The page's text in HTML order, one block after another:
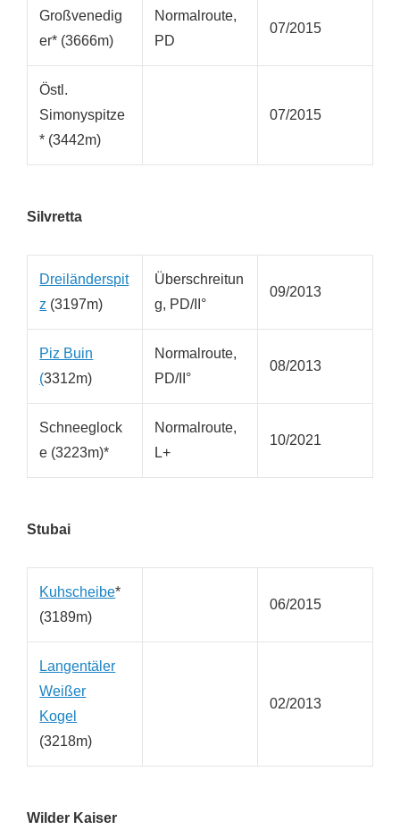
Großvenedig
er* (3666m)
Normalroute,
PD
07/2015
Östl.
Simonyspitze
* (3442m)
07/2015
Silvretta
Dreiländerspit
z (3197m)
Überschreitun
g, PD/II°
09/2013
Piz Buin
(3312m)
Normalroute,
PD/II°
08/2013
Schneeglock
e (3223m)*
Normalroute,
L+
10/2021
Stubai
Kuhscheibe*
(3189m)
06/2015
Langentäler
Weißer
Kogel
(3218m)
02/2013
Wilder Kaiser